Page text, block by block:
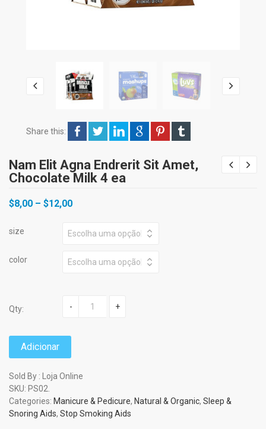
Share this:
Nam Elit Agna Endrerit Sit Amet,
Chocolate Milk 4 ea
$8,00 – $12,00
size
color
Qty: - +
Adicionar
Sold By : Loja Online
SKU: PS02
Categories: Manicure & Pedicure, Natural & Organic, Sleep &
Snoring Aids, Stop Smoking Aids